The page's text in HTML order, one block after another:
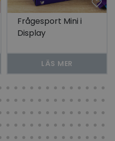
Frågesport Mini i
Display
LÄS MER